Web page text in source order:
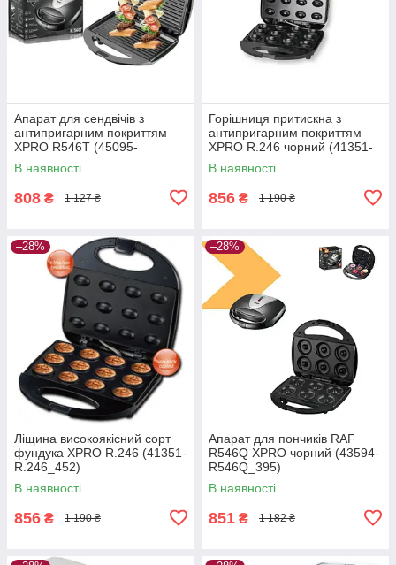
Апарат для сендвічів з
антипригарним покриттям
XPRO R546T (45095-
R546T_397)
В наявності
808 ₴ 1 127 ₴
Горішниця притискна з
антипригарним покриттям
XPRO R.246 чорний (41351-
R.246_374)
В наявності
856 ₴ 1 190 ₴
–28%
Ліщина високоякісний сорт
фундука XPRO R.246 (41351-
R.246_452)
В наявності
856 ₴ 1 190 ₴
–28%
Апарат для пончиків RAF
R546Q XPRO чорний (43594-
R546Q_395)
В наявності
851 ₴ 1 182 ₴